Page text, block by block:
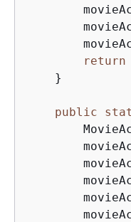
return
    }
public